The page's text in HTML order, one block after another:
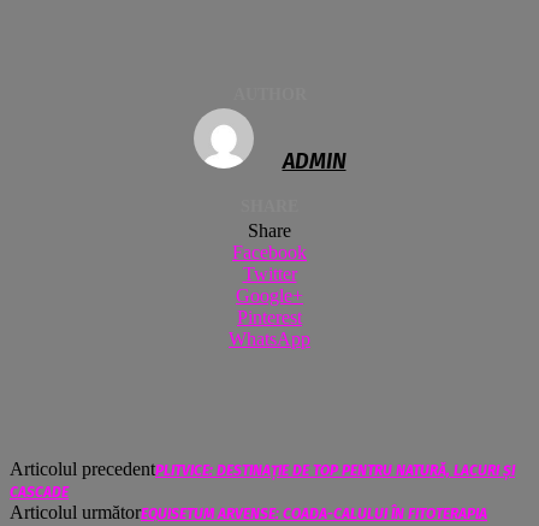
ADMIN
Share
Facebook
Twitter
Google+
Pinterest
WhatsApp
Articolul precedentPLITVICE: DESTINAȚIE DE TOP PENTRU NATURĂ, LACURI ȘI
CASCADE
Articolul următorEQUISETUM ARVENSE: COADA-CALULUI ÎN FITOTERAPIA